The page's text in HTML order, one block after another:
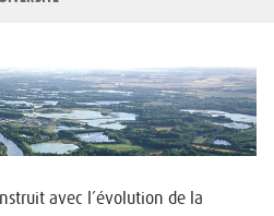
avec l’évolution de la